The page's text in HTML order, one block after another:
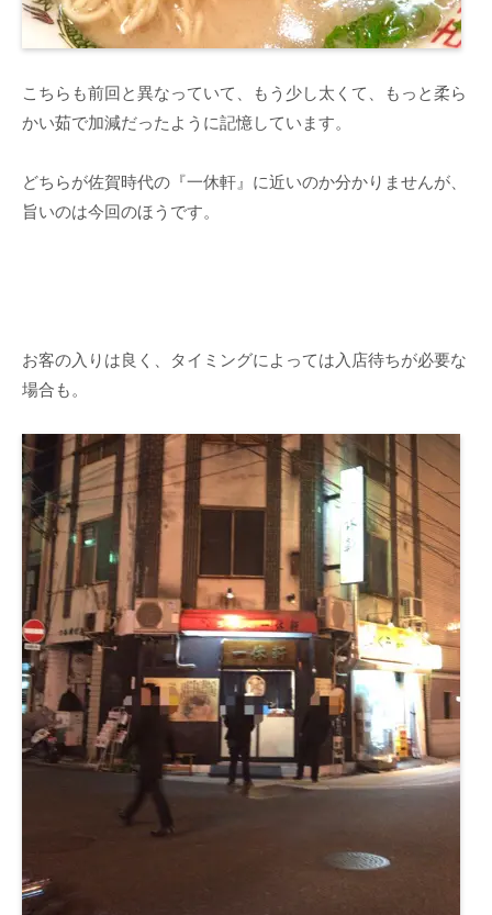
こちらも前回と異なっていて、もう少し太くて、もっと柔ら
かい茹で加減だったように記憶しています。
どちらが佐賀時代の『一休軒』に近いのか分かりませんが、
旨いのは今回のほうです。
お客の入りは良く、タイミングによっては入店待ちが必要な
場合も。